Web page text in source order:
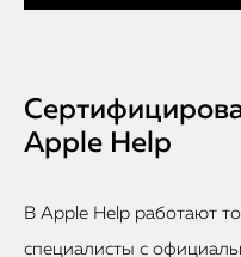
Apple Help
В Apple Help работают
специалисты с